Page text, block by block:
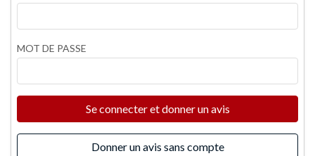
MOT DE PASSE
Se connecter et donner un avis
Donner un avis sans compte